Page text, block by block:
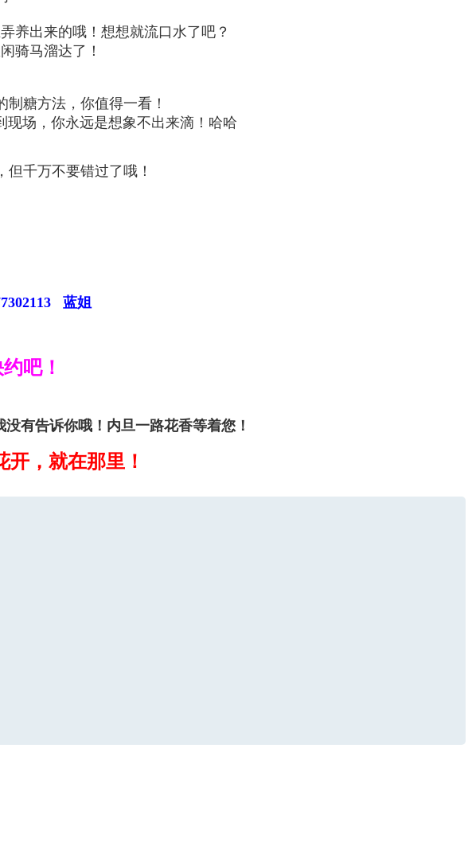
养出来的哦！想想就流口水了吧？
骑马溜达了！
糖方法，你值得一看！
场，你永远是想象不出来滴！哈哈
千万不要错过了哦！
蓝姐
吧！
有告诉你哦！内旦一路花香等着您！
， 就在那里！